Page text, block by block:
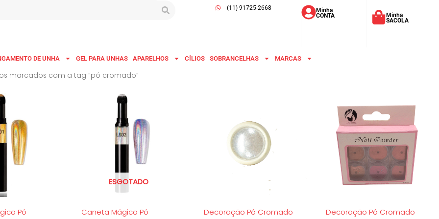
(11) 91725-2668 Minha
CONTA Minha
SACOLA
DE UNHA GEL PARA UNHAS APARELHOS CÍLIOS SOBRANCELHAS MARCAS
marcados com a tag “pó cromado”
Pó
ESGOTADO
Caneta Mágica Pó
Decoração Pó Cromado
Decoração Pó Cromado